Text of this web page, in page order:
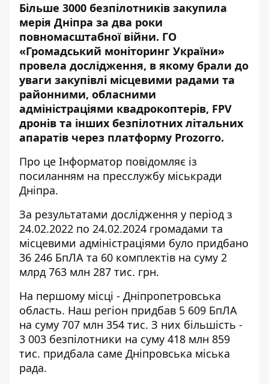
Більше 3000 безпілотників закупила
мерія Дніпра за два роки
повномасштабної війни. ГО
«Громадський моніторинг України»
провела дослідження, в якому брали до
уваги закупівлі місцевими радами та
районними, обласними
адміністраціями квадрокоптерів, FPV
дронів та інших безпілотних літальних
апаратів через платформу Prozorro.
Про це Інформатор повідомляє із
посиланням на пресслужбу міськради
Дніпра.
За результатами дослідження у період з
24.02.2022 по 24.02.2024 громадами та
місцевими адміністраціями було придбано
36 246 БпЛА та 60 комплектів на суму 2
млрд 763 млн 287 тис. грн.
На першому місці - Дніпропетровська
область. Наш регіон придбав 5 609 БпЛА
на суму 707 млн 354 тис. З них більшість -
3 003 безпілотники на суму 418 млн 859
тис. придбала саме Дніпровська міська
рада.